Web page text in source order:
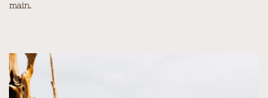
main.